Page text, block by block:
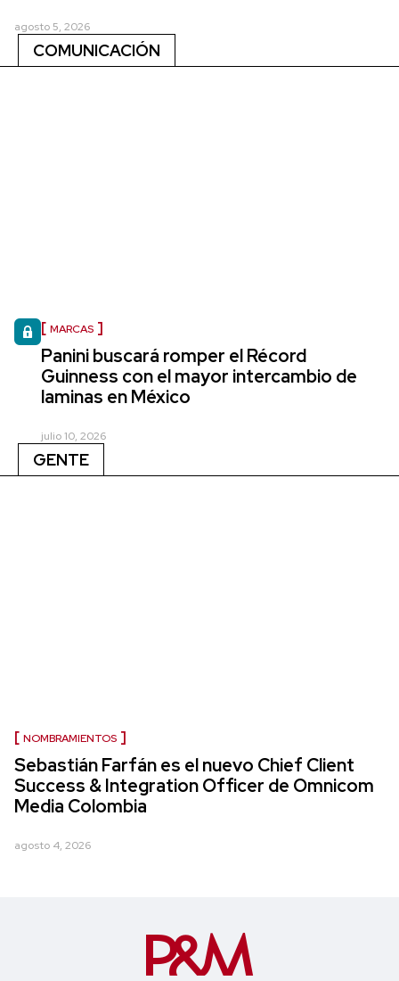
agosto 5, 2026
COMUNICACIÓN
MARCAS
Panini buscará romper el Récord
Guinness con el mayor intercambio de
laminas en México
julio 10, 2026
GENTE
NOMBRAMIENTOS
Sebastián Farfán es el nuevo Chief Client
Success & Integration Officer de Omnicom
Media Colombia
agosto 4, 2026